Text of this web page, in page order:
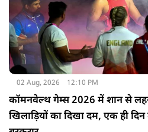
02 Aug, 2026 12:10 PM
कॉमनवेल्थ गेम्स 2026 में शान से
खिलाड़ियों का दिखा दम, एक ही